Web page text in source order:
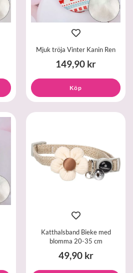
Mjuk tröja Vinter Kanin Ren
149,90 kr
Köp
Katthalsband Bieke med
blomma 20-35 cm
49,90 kr